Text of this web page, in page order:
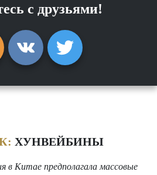
с друзьями!
ХУНВЕЙБИНЫ
в Китае предполагала массовые